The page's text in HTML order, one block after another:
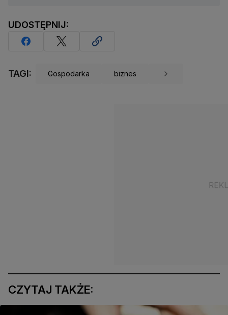
UDOSTĘPNIJ:
TAGI: Gospodarka biznes
CZYTAJ TAKŻE: